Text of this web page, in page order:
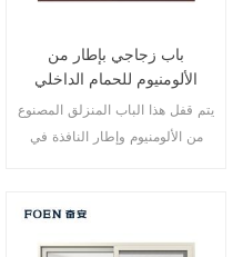
باب زجاجي بإطار من
الألومنيوم للحمام الداخلي
يتم قفل هذا الباب المنزلق المصنوع
من الألومنيوم وإطار النافذة في
الأبواب لتلبية الاحتياجات المعمارية
المختلفة